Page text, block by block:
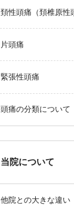
頚性頭痛（頚椎原性
片頭痛
緊張性頭痛
頭痛の分類について
当院について
他院との大きな違い